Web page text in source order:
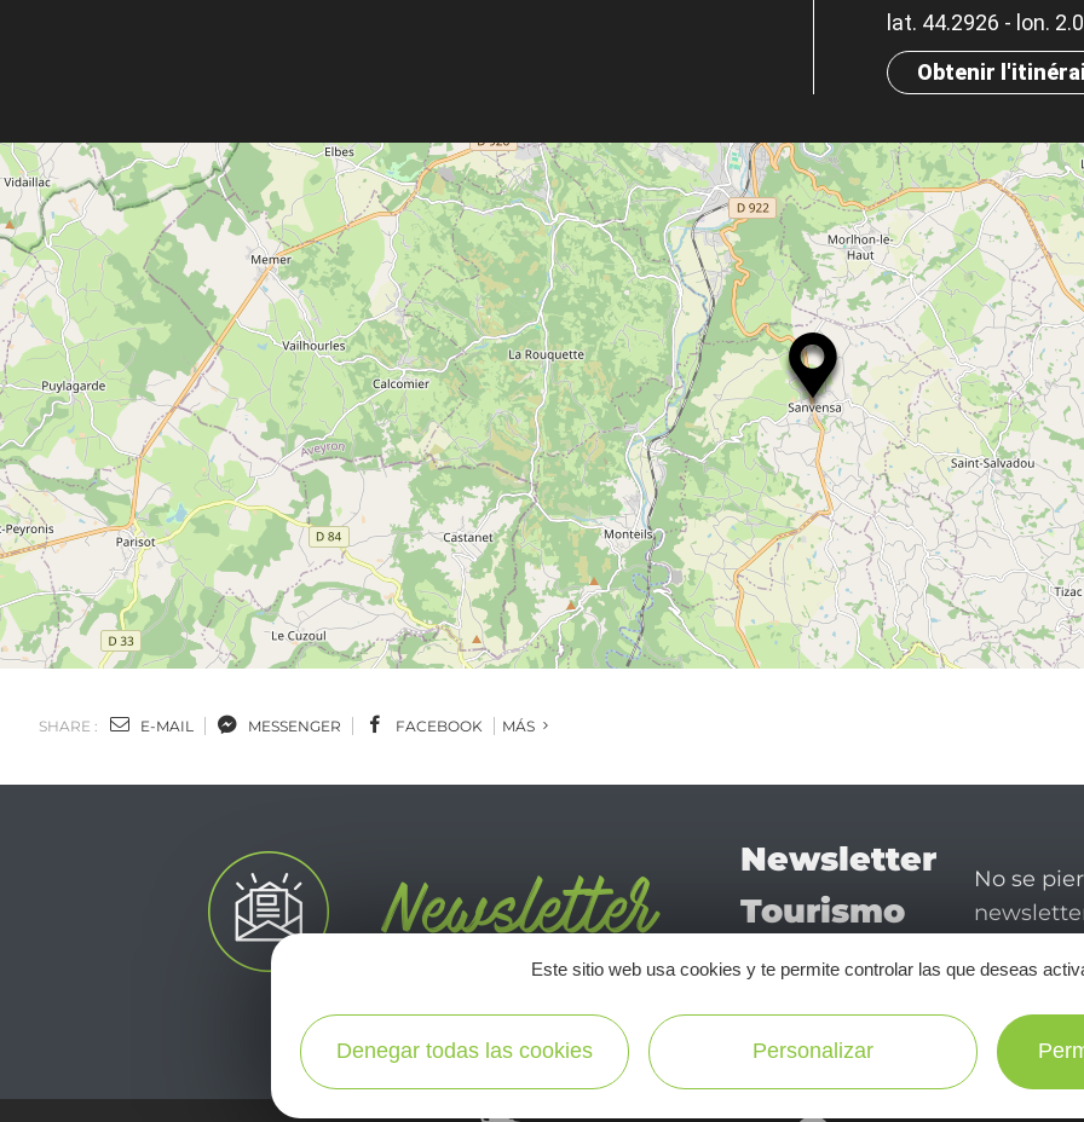
lat. 44.2926 - lon.
Obtenir
SHARE : E-MAIL MESSENGER FACEBOOK MÁS
Newsletter
Tourismo
en Aveyron
No se
disfrutar
¡SUSCRÍBASE A NUESTRO NEWSLETTER AQUÍ!
Este sitio web usa cookies y te permite controlar las que deseas
Denegar todas las cookies Personalizar